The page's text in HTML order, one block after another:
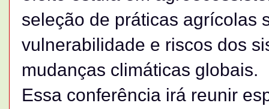
seleção de práticas agrícolas
vulnerabilidade e riscos dos
mudanças climáticas globais.
Essa conferência irá reunir